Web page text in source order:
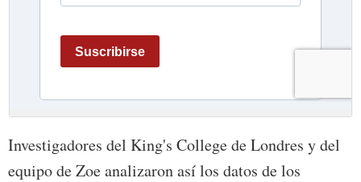
Investigadores del King's College de Londres y del
equipo de Zoe analizaron así los datos de los